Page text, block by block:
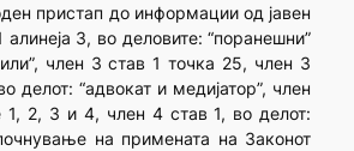
пристап до информации од јавен
алинеја 3, во деловите: “поранешни”
или”, член 3 став 1 точка 25, член 3
делот: “адвокат и медијатор”, член
1, 2, 3 и 4, член 4 став 1, во делот:
на примената на Законот